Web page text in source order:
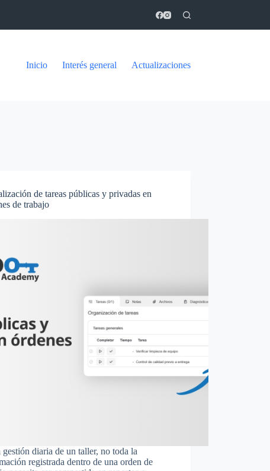
Inicio Interés general Actualizaciones
de tareas públicas y privadas en
de trabajo
gestión diaria de un taller, no toda la
registrada dentro de una orden de